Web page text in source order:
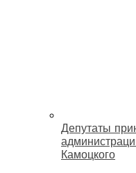
Депутаты
Камоцкого